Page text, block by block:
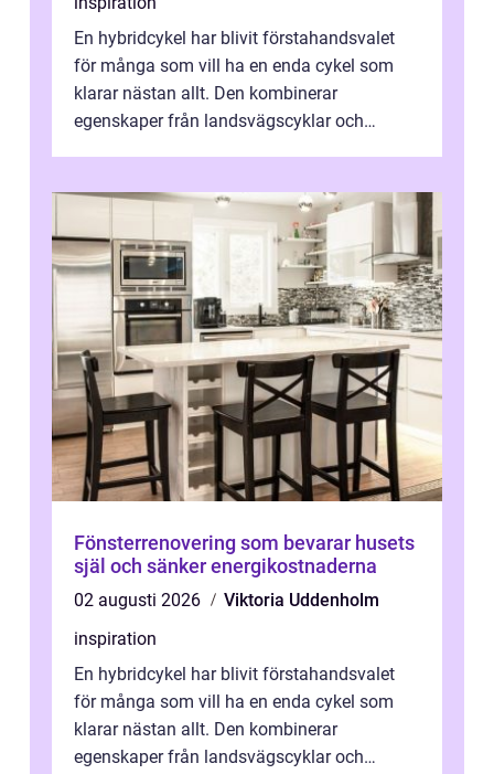
En hybridcykel har blivit förstahandsvalet
för många som vill ha en enda cykel som
klarar nästan allt. Den kombinerar
egenskaper från landsvägscyklar och
Fönsterrenovering som bevarar husets
själ och sänker energikostnaderna
02 augusti 2026
Viktoria Uddenholm
inspiration
En hybridcykel har blivit förstahandsvalet
för många som vill ha en enda cykel som
klarar nästan allt. Den kombinerar
egenskaper från landsvägscyklar och